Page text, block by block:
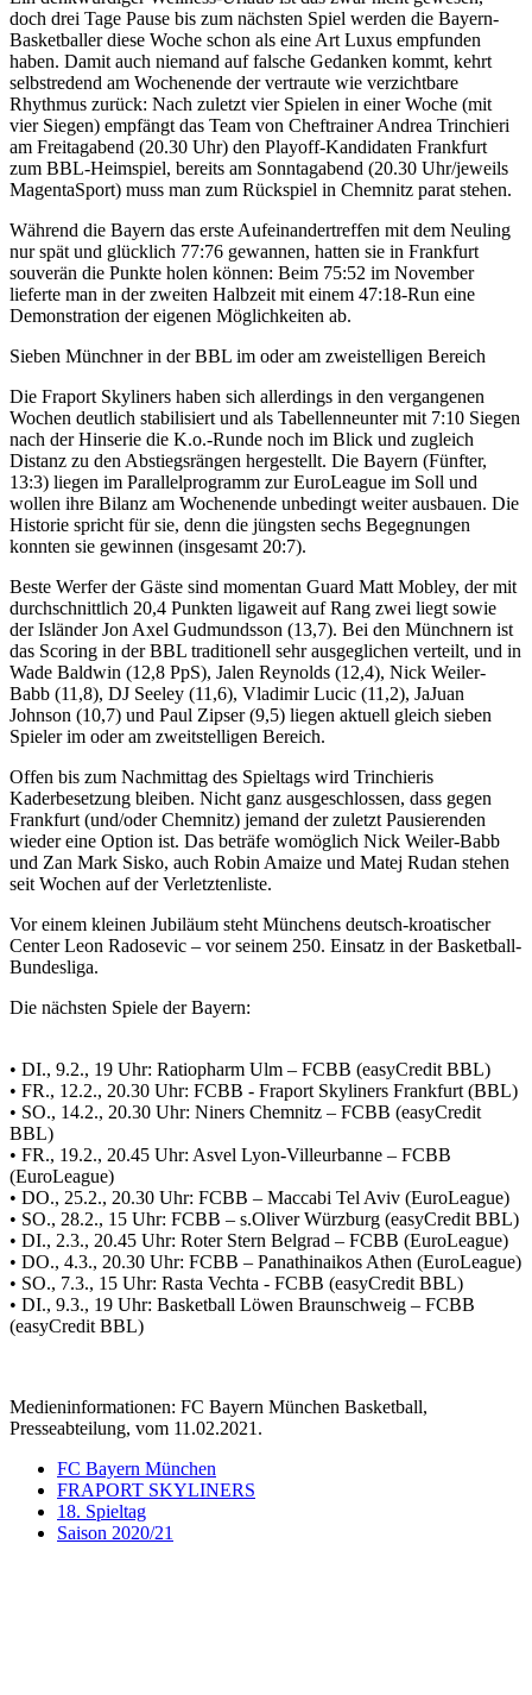
doch drei Tage Pause bis zum nächsten Spiel werden die Bayern-
Basketballer diese Woche schon als eine Art Luxus empfunden
haben. Damit auch niemand auf falsche Gedanken kommt, kehrt
selbstredend am Wochenende der vertraute wie verzichtbare
Rhythmus zurück: Nach zuletzt vier Spielen in einer Woche (mit
vier Siegen) empfängt das Team von Cheftrainer Andrea Trinchieri
am Freitagabend (20.30 Uhr) den Playoff-Kandidaten Frankfurt
zum BBL-Heimspiel, bereits am Sonntagabend (20.30 Uhr/jeweils
MagentaSport) muss man zum Rückspiel in Chemnitz parat stehen.
Während die Bayern das erste Aufeinandertreffen mit dem Neuling
nur spät und glücklich 77:76 gewannen, hatten sie in Frankfurt
souverän die Punkte holen können: Beim 75:52 im November
lieferte man in der zweiten Halbzeit mit einem 47:18-Run eine
Demonstration der eigenen Möglichkeiten ab.
Sieben Münchner in der BBL im oder am zweistelligen Bereich
Die Fraport Skyliners haben sich allerdings in den vergangenen
Wochen deutlich stabilisiert und als Tabellenneunter mit 7:10 Siegen
nach der Hinserie die K.o.-Runde noch im Blick und zugleich
Distanz zu den Abstiegsrängen hergestellt. Die Bayern (Fünfter,
13:3) liegen im Parallelprogramm zur EuroLeague im Soll und
wollen ihre Bilanz am Wochenende unbedingt weiter ausbauen. Die
Historie spricht für sie, denn die jüngsten sechs Begegnungen
konnten sie gewinnen (insgesamt 20:7).
Beste Werfer der Gäste sind momentan Guard Matt Mobley, der mit
durchschnittlich 20,4 Punkten ligaweit auf Rang zwei liegt sowie
der Isländer Jon Axel Gudmundsson (13,7). Bei den Münchnern ist
das Scoring in der BBL traditionell sehr ausgeglichen verteilt, und in
Wade Baldwin (12,8 PpS), Jalen Reynolds (12,4), Nick Weiler-
Babb (11,8), DJ Seeley (11,6), Vladimir Lucic (11,2), JaJuan
Johnson (10,7) und Paul Zipser (9,5) liegen aktuell gleich sieben
Spieler im oder am zweitstelligen Bereich.
Offen bis zum Nachmittag des Spieltags wird Trinchieris
Kaderbesetzung bleiben. Nicht ganz ausgeschlossen, dass gegen
Frankfurt (und/oder Chemnitz) jemand der zuletzt Pausierenden
wieder eine Option ist. Das beträfe womöglich Nick Weiler-Babb
und Zan Mark Sisko, auch Robin Amaize und Matej Rudan stehen
seit Wochen auf der Verletztenliste.
Vor einem kleinen Jubiläum steht Münchens deutsch-kroatischer
Center Leon Radosevic – vor seinem 250. Einsatz in der Basketball-
Bundesliga.
Die nächsten Spiele der Bayern:
• DI., 9.2., 19 Uhr: Ratiopharm Ulm – FCBB (easyCredit BBL)
• FR., 12.2., 20.30 Uhr: FCBB - Fraport Skyliners Frankfurt (BBL)
• SO., 14.2., 20.30 Uhr: Niners Chemnitz – FCBB (easyCredit
BBL)
• FR., 19.2., 20.45 Uhr: Asvel Lyon-Villeurbanne – FCBB
(EuroLeague)
• DO., 25.2., 20.30 Uhr: FCBB – Maccabi Tel Aviv (EuroLeague)
• SO., 28.2., 15 Uhr: FCBB – s.Oliver Würzburg (easyCredit BBL)
• DI., 2.3., 20.45 Uhr: Roter Stern Belgrad – FCBB (EuroLeague)
• DO., 4.3., 20.30 Uhr: FCBB – Panathinaikos Athen (EuroLeague)
• SO., 7.3., 15 Uhr: Rasta Vechta - FCBB (easyCredit BBL)
• DI., 9.3., 19 Uhr: Basketball Löwen Braunschweig – FCBB
(easyCredit BBL)
Medieninformationen: FC Bayern München Basketball,
Presseabteilung, vom 11.02.2021.
FC Bayern München
FRAPORT SKYLINERS
18. Spieltag
Saison 2020/21